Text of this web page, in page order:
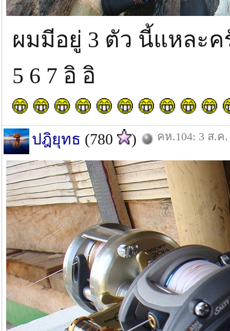
ผมมีอยู่ 3 ตัว นี้แหละ
5 6 7 อิ อิ
ปฎิยุทธ (780 ) คห.104: 3 ส.ค.